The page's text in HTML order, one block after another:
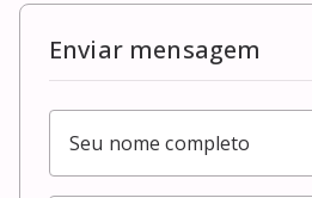
Enviar mensagem